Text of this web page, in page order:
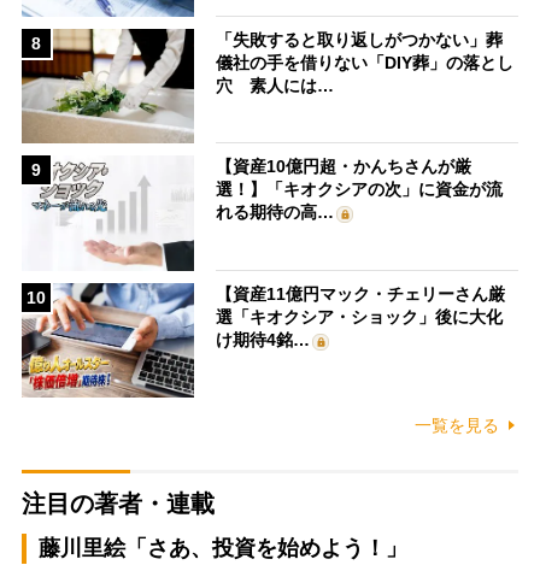
8
「失敗すると取り返しがつかない」葬
儀社の手を借りない「DIY葬」の落とし
穴 素人には…
9
【資産10億円超・かんちさんが厳
選！】「キオクシアの次」に資金が流
れる期待の高…
10
【資産11億円マック・チェリーさん厳
選「キオクシア・ショック」後に大化
け期待4銘…
一覧を見る
注目の著者・連載
藤川里絵「さあ、投資を始めよう！」